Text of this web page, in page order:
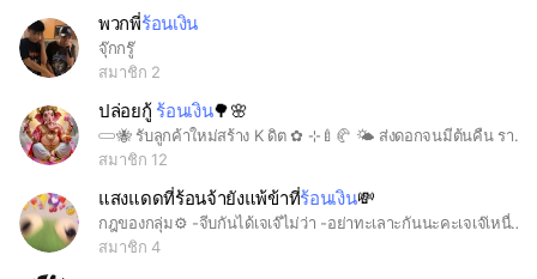
พวกพี่ร้อนเงิน
จุ๊กกรู๊
สมาชิก 2
ปล่อยกู้ ร้อนเงิน🌳🌸
𓏔🐝 รับลูกค้าใหม่สร้าง K ดิต ✿ ⊹🍼🥐 🌤 ส่งดอกจนมีต้นคืน รายวันดอกลอย 👉🏻500/100 🍒รับทั่วไทย เฉพาะผู้หญิงเท่านั้น🍒 🧺꒰ เอกสารครบพร้อมโอน ꒱ #ไม่มีค่าใช้จ่ายใดๆ
สมาชิก 12
แสงแดดที่ร้อนจ้ายังแพ้ข้าที่ร้อนเงิน💸
กฎของกลุ่ม⚙️ -จีบกันได้เจเจ๊ไม่ว่า -อย่าทะเลาะกันนะคะเจเจ๊เหนื่อยจะเคลียร์ -เล่น nc ได้ตามใจชอบเลยนะคะ เจเจ๊อิสระมากๆ -บอทของเราอยู่กันแบบพี่น้อง เพื่อน ครอบครัวและต่างๆ -หาเพื่อน พี่ น้อง สามี ภรรยา ตามใจชอบนะคะ
สมาชิก 4